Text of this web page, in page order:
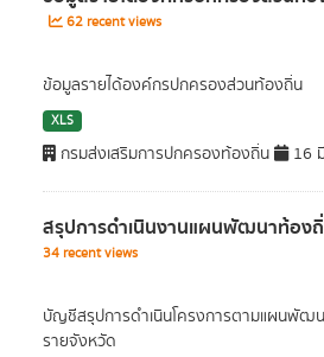
62 recent views
ข้อมูลรายได้องค์กรปกครองส่วนท้องถิ่น
XLS
กรมส่งเสริมการปกครองท้องถิ่น 16
สรุปการดำเนินงานแผนพัฒนาท้อง
34 recent views
บัญชีสรุปการดำเนินโครงการตามแผนพัฒ
รายจังหวัด